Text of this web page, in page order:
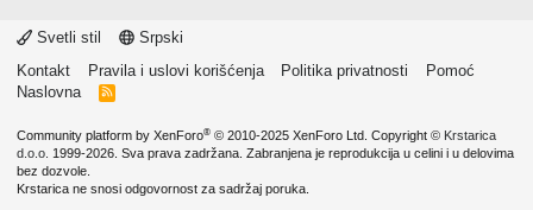
Svetli stil
Srpski
Kontakt
Pravila i uslovi korišćenja Politika privatnosti
Pomoć
Naslovna
R
Community platform by XenForo® © 2010-2025 XenForo Ltd. Copyright © Krstarica
d.o.o. 1999-2026. Sva prava zadržana. Zabranjena je reprodukcija u celini i u delovima
bez dozvole.
Krstarica ne snosi odgovornost za sadržaj poruka.